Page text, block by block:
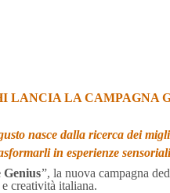
LANCIA LA CAMPAGNA
nasce dalla ricerca dei
in esperienze
Genius”, la nuova campagna
creatività italiana.